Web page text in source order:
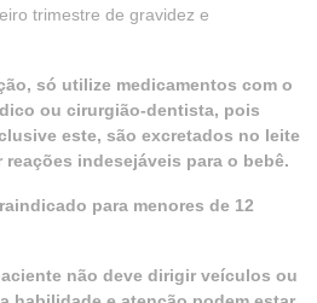
trimestre de gravidez e
só utilize medicamentos com o
ou cirurgião-dentista, pois
este, são excretados no leite
indesejáveis para o bebê.
para menores de 12
não deve dirigir veículos ou